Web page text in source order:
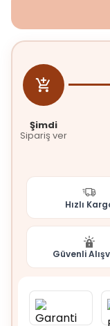
Şimdi
Sipariş ver
Hızlı
Güvenli